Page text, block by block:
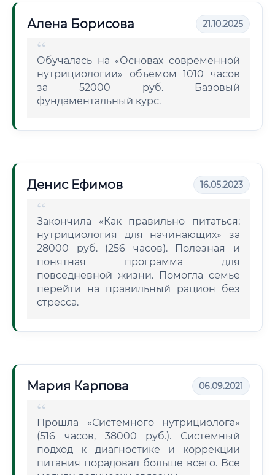
Алена Борисова 21.10.2025
Обучалась на «Основах современной
нутрициологии» объемом 1010 часов
за 52000 руб. Базовый
фундаментальный курс.
Денис Ефимов 16.05.2023
Закончила «Как правильно питаться:
нутрициология для начинающих» за
28000 руб. (256 часов). Полезная и
понятная программа для
повседневной жизни. Помогла семье
перейти на правильный рацион без
стресса.
Мария Карпова 06.09.2021
Прошла «Системного нутрициолога»
(516 часов, 38000 руб.). Системный
подход к диагностике и коррекции
питания порадовал больше всего. Все